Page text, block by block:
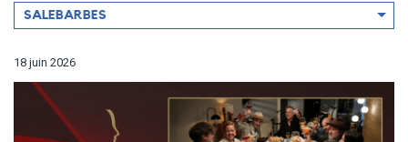
Filtrer
par
SALEBARBES
18 juin 2026